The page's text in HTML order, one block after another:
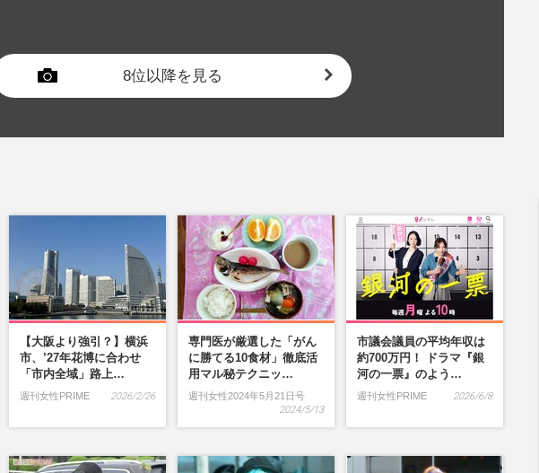
8位以降を見る
【大阪より強引？】横浜
市、’27年花博に合わせ
「市内全域」路上…
週刊女性PRIME 2026/2/26
専門医が厳選した「がん
に勝てる10食材」徹底活
用マル秘テクニッ…
週刊女性2024年5月21日号
2024/5/13
市議会議員の平均年収は
約700万円！ ドラマ『銀
河の一票』のよう…
週刊女性PRIME 2026/6/8